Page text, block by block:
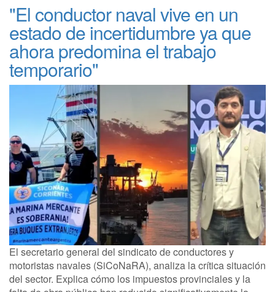
"El conductor naval vive en un
estado de incertidumbre ya que
ahora predomina el trabajo
temporario"
El secretario general del sindicato de conductores y
motoristas navales (SiCoNaRA), analiza la crítica situación
del sector. Explica cómo los impuestos provinciales y la